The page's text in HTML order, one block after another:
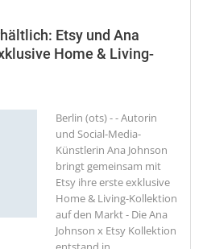
Etsy und Ana
Home & Living-
Berlin (ots) - - Autorin
und Social-Media-
Künstlerin Ana Johnson
bringt gemeinsam mit
Etsy ihre erste exklusive
Home & Living-Kollektion
auf den Markt - Die Ana
Johnson x Etsy Kollektion